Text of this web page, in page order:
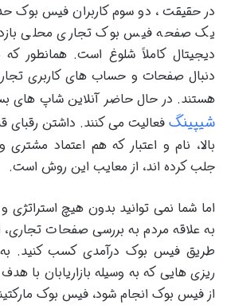
در حقیقت ، دو سوم کاربران فیس بوک
یک صفحه فیس بوک تجاری محلی
دیجیتال کاملاً شلوغ است. همانطور
دنبال صفحات و حساب های کاربری
هستند. در حال حاضر آنلاین شاپ های
شیپینگ فعالیت می کنند. داشتن رقبای
بالا، نام و اعتبار که هم اعتماد
جلب کرده اند، از معایب این روش است.
اما شما نمی توانید بدون هیچ استراتژی و
به علاقه مردم به بررسی صفحات تجاری،
طریق فیس بوک درآمدی کسب کنید. به
ریزی هایی که به وسیله بازاریابان با
از فیس بوک انجام شود، فیس بوک